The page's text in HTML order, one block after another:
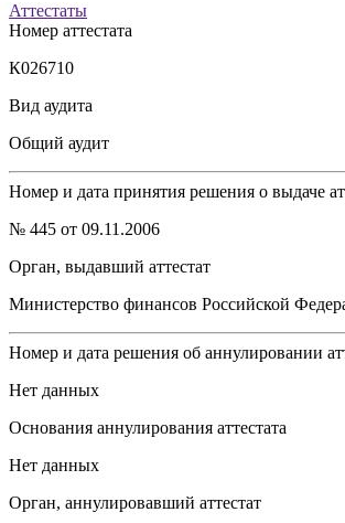
Аттестаты
Номер аттестата
К026710
Вид аудита
Общий аудит
Номер и дата принятия решения о выдаче
№ 445 от 09.11.2006
Орган, выдавший аттестат
Министерство финансов Российской
Номер и дата решения об аннулировании
Нет данных
Основания аннулирования аттестата
Нет данных
Орган, аннулировавший аттестат